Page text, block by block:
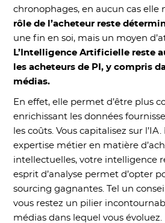
chronophages, en aucun cas elle
rôle de l’acheteur reste
une fin en soi, mais un moyen
L’Intelligence Artificielle reste
les acheteurs de PI, y compris
médias.
En effet, elle permet d’être plus
enrichissant les données
les coûts. Vous capitalisez sur
expertise métier en matière
intellectuelles, votre intelligence
esprit d’analyse permet d’opter
sourcing gagnantes. Tel un
vous restez un pilier
médias dans lequel vous évoluez.